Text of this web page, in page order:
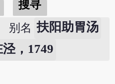
搜寻
别名 扶阳助胃汤
，1749